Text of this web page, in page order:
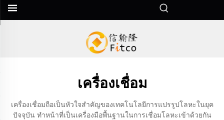
เครื่องเชื่อม
เครื่องเชื่อมถือเป็นหัวใจสำคัญของเทคโนโลยีการแปรรูปโลหะในยุค
ปัจจุบัน ทำหน้าที่เป็นเครื่องมือพื้นฐานในการเชื่อมโลหะเข้าด้วยกัน